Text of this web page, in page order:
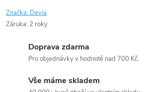
Značka: Devia
Záruka: 2 roky
Doprava zdarma
Pro objednávky v hodnotě nad 700 Kč.
Vše máme skladem